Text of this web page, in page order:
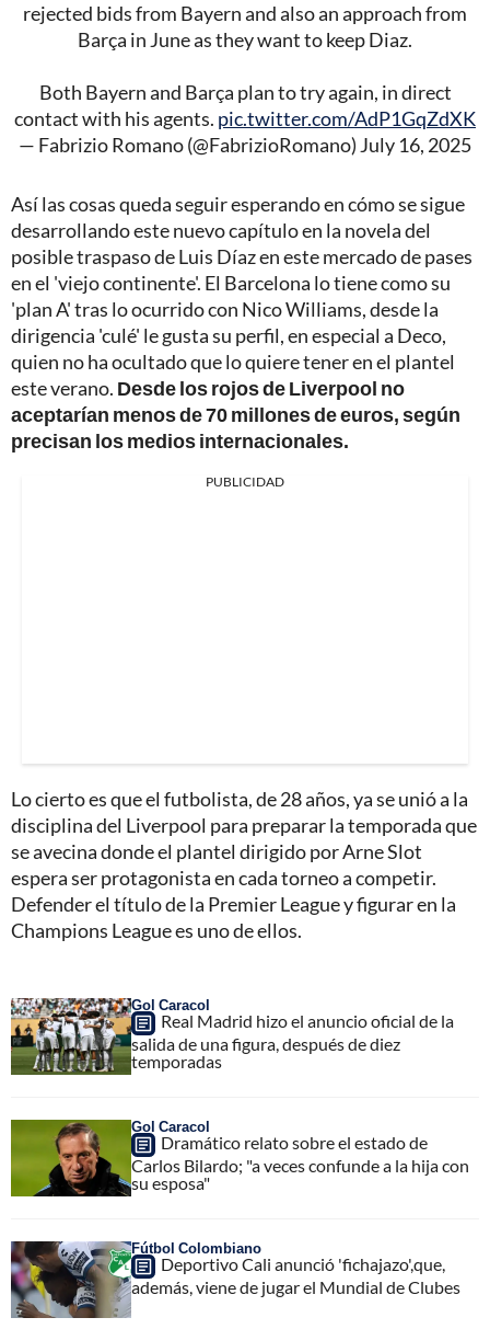
rejected bids from Bayern and also an approach from
Barça in June as they want to keep Diaz.
Both Bayern and Barça plan to try again, in direct
contact with his agents. pic.twitter.com/AdP1GqZdXK
— Fabrizio Romano (@FabrizioRomano) July 16, 2025
Así las cosas queda seguir esperando en cómo se sigue
desarrollando este nuevo capítulo en la novela del
posible traspaso de Luis Díaz en este mercado de pases
en el 'viejo continente'. El Barcelona lo tiene como su
'plan A' tras lo ocurrido con Nico Williams, desde la
dirigencia 'culé' le gusta su perfil, en especial a Deco,
quien no ha ocultado que lo quiere tener en el plantel
este verano. Desde los rojos de Liverpool no
aceptarían menos de 70 millones de euros, según
precisan los medios internacionales.
PUBLICIDAD
Lo cierto es que el futbolista, de 28 años, ya se unió a la
disciplina del Liverpool para preparar la temporada que
se avecina donde el plantel dirigido por Arne Slot
espera ser protagonista en cada torneo a competir.
Defender el título de la Premier League y figurar en la
Champions League es uno de ellos.
Gol Caracol
Real Madrid hizo el anuncio oficial de la
salida de una figura, después de diez
temporadas
Gol Caracol
Dramático relato sobre el estado de
Carlos Bilardo; "a veces confunde a la hija con
su esposa"
Fútbol Colombiano
Deportivo Cali anunció 'fichajazo',que,
además, viene de jugar el Mundial de Clubes